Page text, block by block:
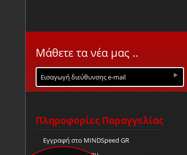
Μάθετε τα νέα μας ..
Πληροφορίες Παραγγελίας
Εγγραφή στο MINDSpeed GR